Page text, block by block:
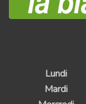
Lundi
Mardi